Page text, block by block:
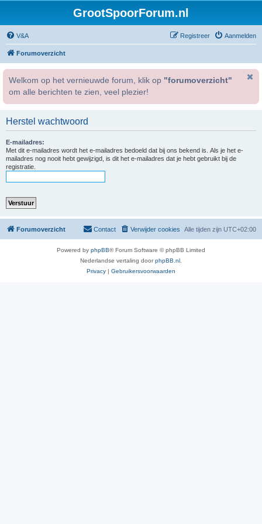
GrootSpoorForum.nl
V&A Aanmelden
Registreer
Forumoverzicht
Welkom op het vernieuwde forum, klik op "forumoverzicht"
om alle berichten te zien, veel plezier!
Herstel wachtwoord
E-mailadres:
Met dit e-mailadres wordt het e-mailadres bedoeld dat bij ons bekend is. Als je het e-
mailadres nog nooit hebt gewijzigd, is dit het e-mailadres dat je hebt gebruikt bij de
registratie.
Forumoverzicht Alle tijden zijn UTC+02:00
Verwijder cookies
Contact
Powered by phpBB® Forum Software © phpBB Limited
Nederlandse vertaling doorphpBB.nl
Privacy | Gebruikersvoorwaarden